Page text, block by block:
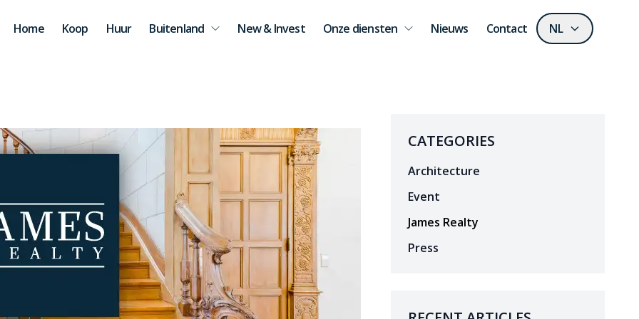
Home
Koop Huur Buitenland New & Invest Onze diensten Nieuws Contact NL
CATEGORIES
Architecture
Event
James Realty
Press